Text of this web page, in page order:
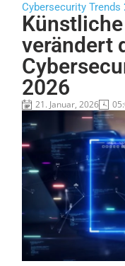
Cybersecurity Trends
verändert
2026
21. Januar, 2026